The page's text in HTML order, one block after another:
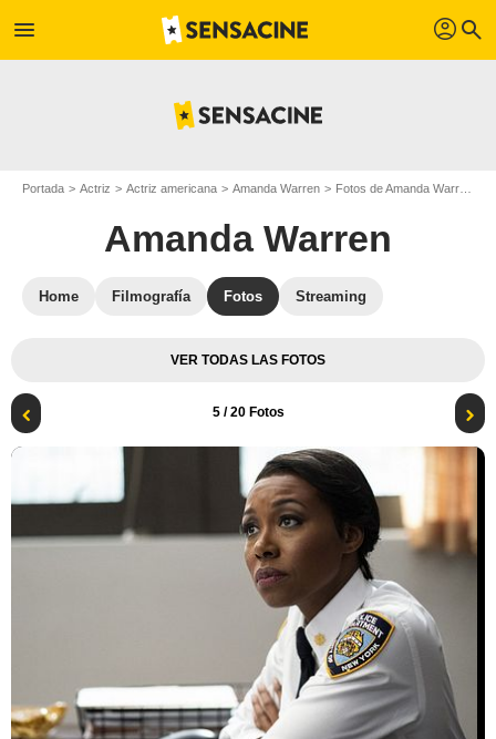
menu profil search
Portada Actriz Actriz americana Amanda Warren Fotos de Amanda Warren
Amanda Warren
Home Filmografía Fotos Streaming
VER TODAS LAS FOTOS
5/ 20 Fotos